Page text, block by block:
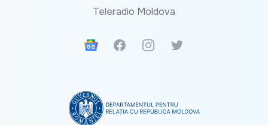
Teleradio Moldova
Google News
FacebookInstagramTwitter